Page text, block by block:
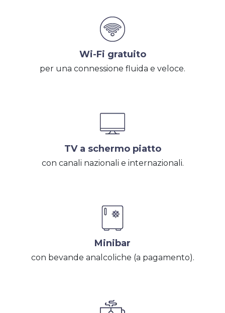
Wi-Fi gratuito
per una connessione fluida e veloce.
TV a schermo piatto
con canali nazionali e internazionali.
Minibar
con bevande analcoliche (a pagamento).